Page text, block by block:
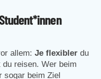
allem: Je flexibler du
du reisen. Wer beim
sogar beim Ziel